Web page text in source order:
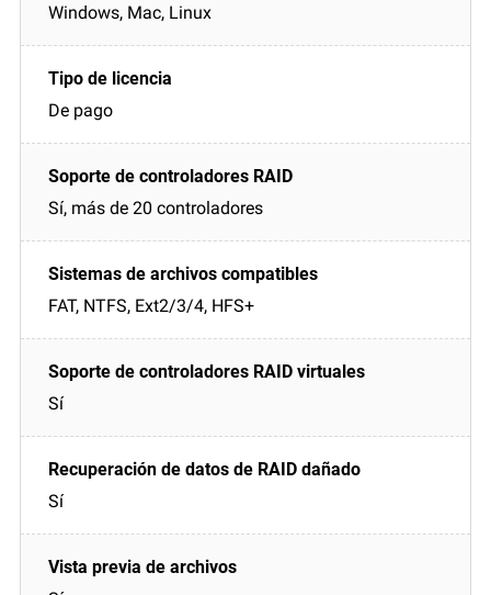
Windows, Mac, Linux
De pago
Sí, más de 20 controladores
FAT, NTFS, Ext2/3/4, HFS+
Sí
Sí